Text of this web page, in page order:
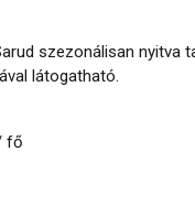
szezonálisan nyitva
látogatható.
fő